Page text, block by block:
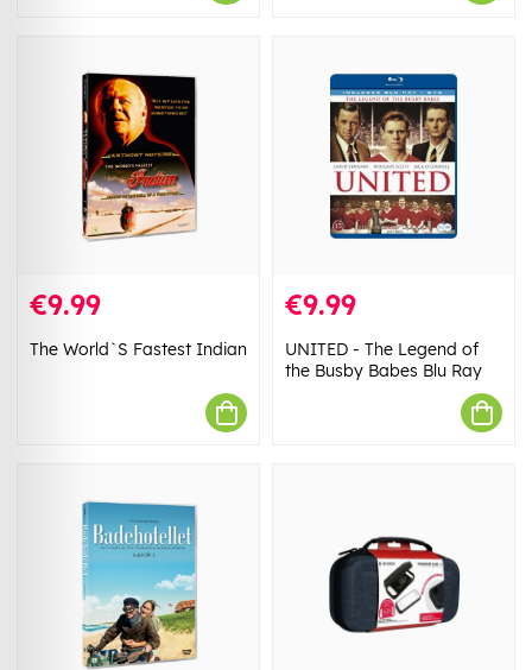
€9.99
The World`S Fastest Indian
€9.99
UNITED - The Legend of
the Busby Babes Blu Ray